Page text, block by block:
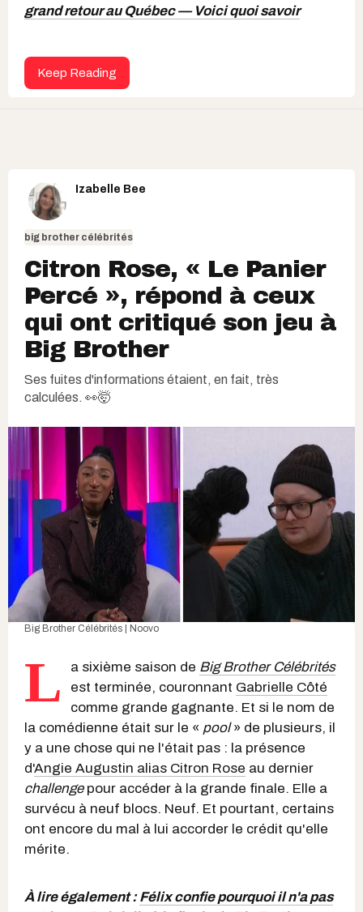
grand retour au Québec — Voici quoi savoir
Keep Reading
Izabelle Bee
big brother célébrités
Citron Rose, « Le Panier
Percé », répond à ceux
qui ont critiqué son jeu à
Big Brother
Ses fuites d'informations étaient, en fait, très
calculées. 👀🤯
Big Brother Célébrités | Noovo
L a sixième saison de Big Brother Célébrités
est terminée, couronnant Gabrielle Côté
comme grande gagnante. Et si le nom de
la comédienne était sur le « pool» de plusieurs, il
y a une chose qui ne l'était pas : la présence
d'Angie Augustin alias Citron Rose au dernier
challengepour accéder à la grande finale. Elle a
survécu à neuf blocs. Neuf. Et pourtant, certains
ont encore du mal à lui accorder le crédit qu'elle
mérite.
À lire également :Félix confie pourquoi il n'a pas